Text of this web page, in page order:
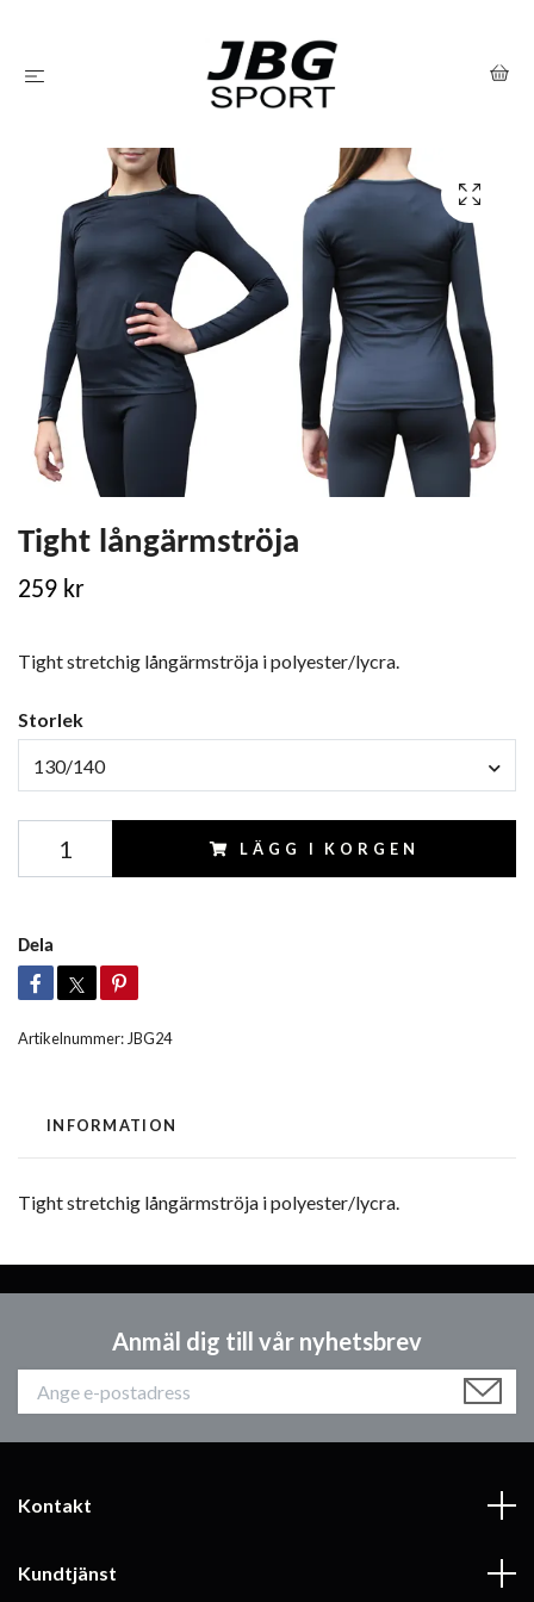
Tight långärmströja
259 kr
Tight stretchig långärmströja i polyester/lycra.
Storlek
130/140
LÄGG I KORGEN
Dela
Artikelnummer: JBG24
INFORMATION
Tight stretchig långärmströja i polyester/lycra.
Anmäl dig till vår nyhetsbrev
Kontakt
Kundtjänst